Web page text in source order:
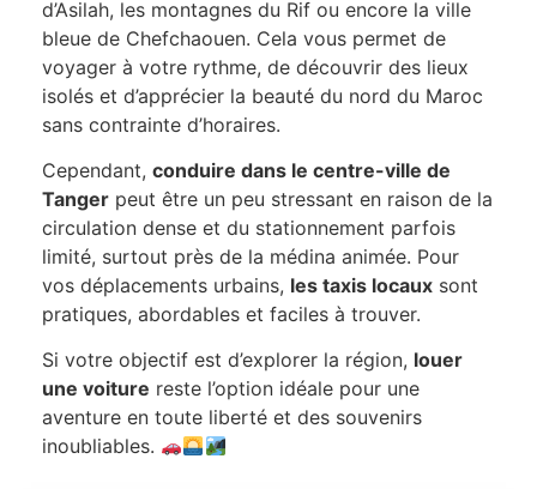
d’Asilah, les montagnes du Rif ou encore la ville
bleue de Chefchaouen. Cela vous permet de
voyager à votre rythme, de découvrir des lieux
isolés et d’apprécier la beauté du nord du Maroc
sans contrainte d’horaires.
Cependant, conduire dans le centre-ville de
Tanger peut être un peu stressant en raison de la
circulation dense et du stationnement parfois
limité, surtout près de la médina animée. Pour
vos déplacements urbains, les taxis locaux sont
pratiques, abordables et faciles à trouver.
Si votre objectif est d’explorer la région, louer
une voiture reste l’option idéale pour une
aventure en toute liberté et des souvenirs
inoubliables.